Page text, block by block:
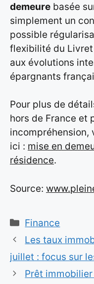
demeure basée
simplement un
possible
flexibilité du
aux évolutions
épargnants
Pour plus de
hors de France et
incompréhension,
ici : mise en
résidence.
Source:
Catégories
Finance
Les taux
juillet : focus sur
Prêt immobilier